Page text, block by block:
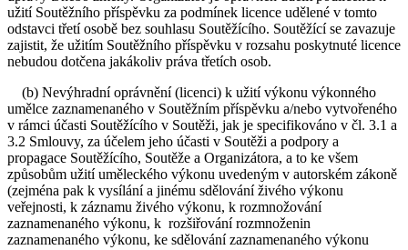
užití Soutěžního příspěvku za podmínek licence udělené v tomto
odstavci třetí osobě bez souhlasu Soutěžícího. Soutěžící se zavazuje
zajistit, že užitím Soutěžního příspěvku v rozsahu poskytnuté licence
nebudou dotčena jakákoliv práva třetích osob.
(b) Nevýhradní oprávnění (licenci) k užití výkonu výkonného
umělce zaznamenaného v Soutěžním příspěvku a/nebo vytvořeného
v rámci účasti Soutěžícího v Soutěži, jak je specifikováno v čl. 3.1 a
3.2 Smlouvy, za účelem jeho účasti v Soutěži a podpory a
propagace Soutěžícího, Soutěže a Organizátora, a to ke všem
způsobům užití uměleckého výkonu uvedeným v autorském zákoně
(zejména pak k vysílání a jinému sdělování živého výkonu
veřejnosti, k záznamu živého výkonu, k rozmnožování
zaznamenaného výkonu, k rozšiřování rozmnoženin
zaznamenaného výkonu, ke sdělování zaznamenaného výkonu